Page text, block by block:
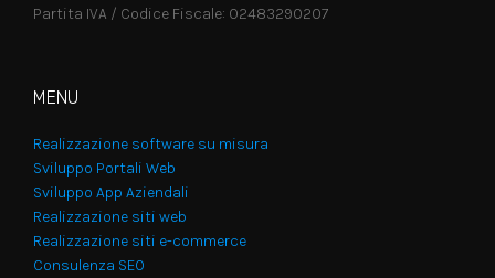
Partita IVA / Codice Fiscale: 02483290207
MENU
Realizzazione software su misura
Sviluppo Portali Web
Sviluppo App Aziendali
Realizzazione siti web
Realizzazione siti e-commerce
Consulenza SEO